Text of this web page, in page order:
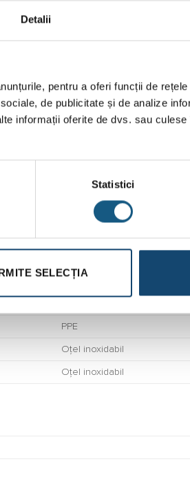
Detalii
pentru a oferi funcții de
de publicitate și de analize
informații oferite de dvs. sau
Statistici
SELECȚIA
0,91
IP68
102
PPE
Oțel inoxidabil
Oțel inoxidabil